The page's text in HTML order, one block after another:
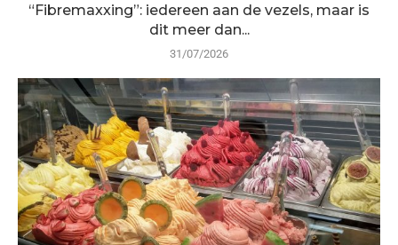
“Fibremaxxing”: iedereen aan de vezels, maar is
dit meer dan...
31/07/2026